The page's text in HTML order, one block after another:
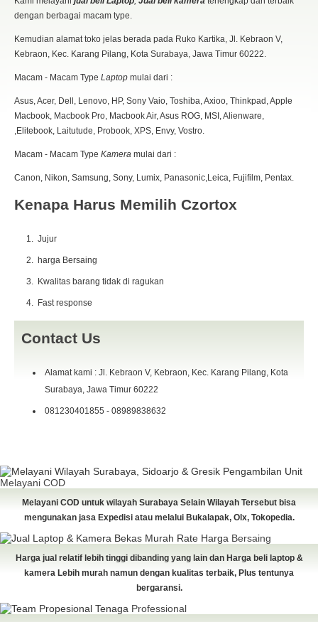
dengan berbagai macam type.
Kemudian alamat toko jelas berada pada Ruko Kartika, Jl. Kebraon V,
Kebraon, Kec. Karang Pilang, Kota Surabaya, Jawa Timur 60222.
Macam - Macam Type Laptop mulai dari :
Asus, Acer, Dell, Lenovo, HP, Sony Vaio, Toshiba, Axioo, Thinkpad, Apple
Macbook, Macbook Pro, Macbook Air, Asus ROG, MSI, Alienware,
,Elitebook, Laitutude, Probook, XPS, Envy, Vostro.
Macam - Macam Type Kamera mulai dari :
Canon, Nikon, Samsung, Sony, Lumix, Panasonic,Leica, Fujifilm, Pentax.
Kenapa Harus Memilih Czortox
Jujur
harga Bersaing
Kwalitas barang tidak di ragukan
Fast response
Contact Us
Alamat kami : Jl. Kebraon V, Kebraon, Kec. Karang Pilang, Kota
Surabaya, Jawa Timur 60222
081230401855 - 08989838632
Pengambilan Unit
Melayani COD
Melayani COD untuk wilayah Surabaya Selain Wilayah Tersebut bisa
mengunakan jasa Expedisi atau melalui Bukalapak, Olx, Tokopedia.
Rate Harga Bersaing
Harga jual relatif lebih tinggi dibanding yang lain dan Harga beli laptop &
kamera Lebih murah namun dengan kualitas terbaik, Plus tentunya
bergaransi.
Tenaga Professional